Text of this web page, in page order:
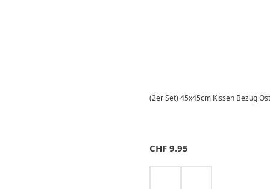
(2er Set) 45x45cm Kissen Bezug
CHF 9.95